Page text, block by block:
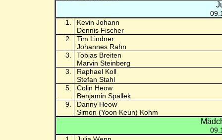
1.
Kevin Johann
Dennis Fischer
2.
Tim Lindner
Johannes Rahn
3.
Tobias Breiten
Marvin Steinberg
3.
Raphael Koll
Stefan Stahl
5.
Colin Heow
Benjamin Spallek
9.
Danny Heow
Simon (Yoon Keun) Kohm